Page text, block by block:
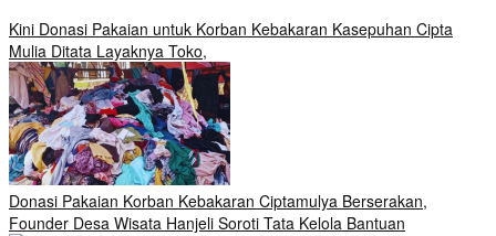
Kini Donasi Pakaian untuk Korban Kebakaran Kasepuhan Cipta
Mulia Ditata Layaknya Toko,
Donasi Pakaian Korban Kebakaran Ciptamulya Berserakan,
Founder Desa Wisata Hanjeli Soroti Tata Kelola Bantuan